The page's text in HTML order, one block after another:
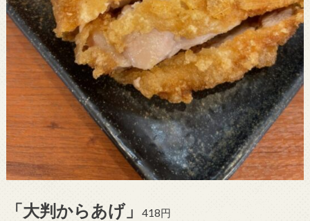
「大判からあげ」 418円